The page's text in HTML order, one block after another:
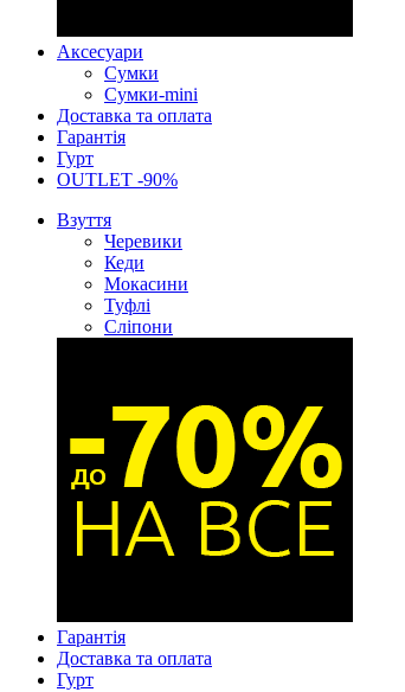
Аксесуари
Сумки
Сумки-mini
Доставка та оплата
Гарантія
Гурт
OUTLET -90%
Взуття
Черевики
Кеди
Мокасини
Туфлі
Сліпони
Гарантія
Доставка та оплата
Гурт